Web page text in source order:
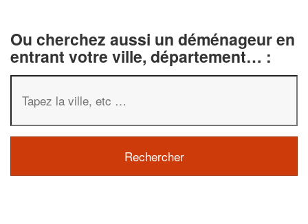
Ou cherchez aussi un déménageur en
entrant votre ville, département… :